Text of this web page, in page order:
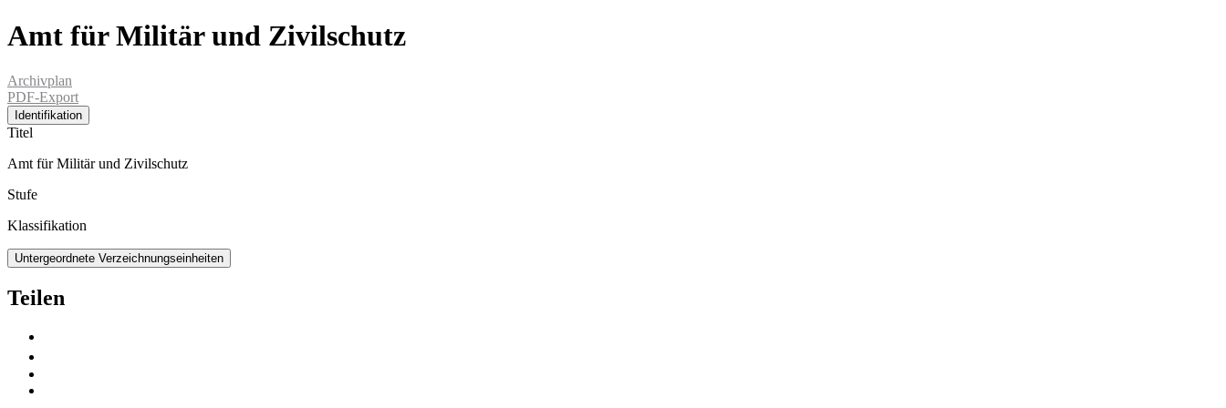
Amt für Militär und Zivilschutz
Archivplan
PDF-Export
Identifikation
Titel
Amt für Militär und Zivilschutz
Stufe
Klassifikation
Untergeordnete Verzeichnungseinheiten
Teilen